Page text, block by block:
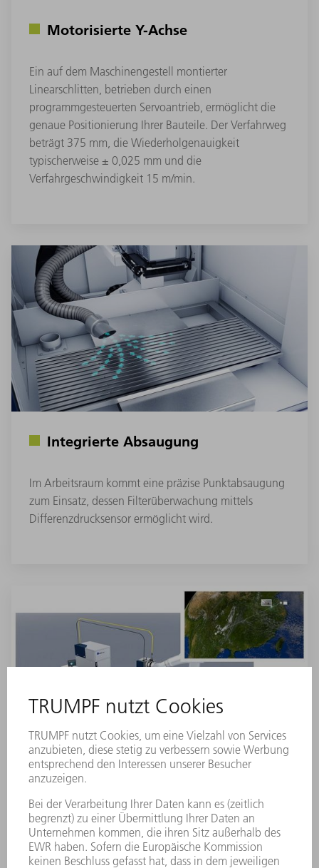
Motorisierte Y-Achse
Ein auf dem Maschinengestell montierter
Linearschlitten, betrieben durch einen
programmgesteuerten Servoantrieb, ermöglicht die
genaue Positionierung Ihrer Bauteile. Der Verfahrweg
beträgt 375 mm, die Wiederholgenauigkeit
typischerweise ± 0,025 mm und die
Verfahrgeschwindigkeit 15 m/min.
Integrierte Absaugung
Im Arbeitsraum kommt eine präzise Punktabsaugung
zum Einsatz, dessen Filterüberwachung mittels
Differenzdrucksensor ermöglicht wird.
Remote Services
Im Störungsfall greifen TRUMPF Serviceexperten über
eine sichere Remote-Verbindung aktiv auf Ihren Laser
zu. Häufig wird so die Störung direkt behoben oder